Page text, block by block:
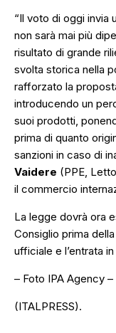
“Il voto di oggi invia
non sarà mai più
risultato di grande
svolta storica nella
rafforzato la
introducendo un
suoi prodotti,
prima di quanto
sanzioni in caso di
Vaidere (PPE,
il commercio
La legge dovrà ora
Consiglio prima
ufficiale e l’entrata
– Foto IPA Agency –
(ITALPRESS).